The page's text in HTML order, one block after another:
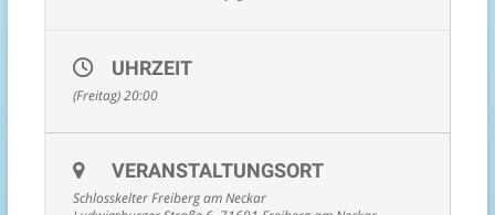
UHRZEIT
(Freitag) 20:00
VERANSTALTUNGSORT
Schlosskelter Freiberg am Neckar